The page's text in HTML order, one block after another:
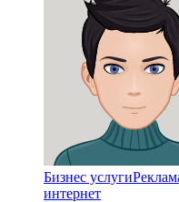
Бизнес услуги
интернет